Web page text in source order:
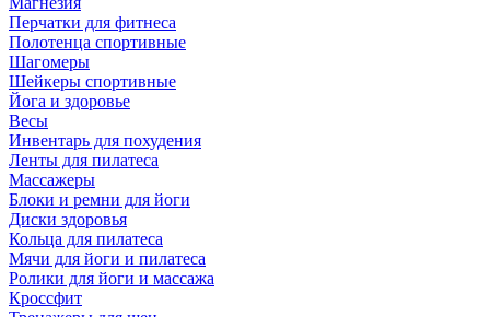
Перчатки для фитнеса
Полотенца спортивные
Шагомеры
Шейкеры спортивные
Йога и здоровье
Весы
Инвентарь для похудения
Ленты для пилатеса
Массажеры
Блоки и ремни для йоги
Диски здоровья
Кольца для пилатеса
Мячи для йоги и пилатеса
Ролики для йоги и массажа
Кроссфит